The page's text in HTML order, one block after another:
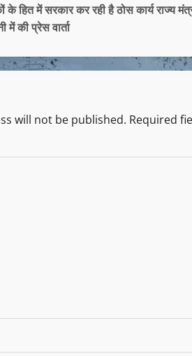
के हित में सरकार कर रही है ठोस कार्य राज्य
में की प्रेस वार्ता
will not be published. Required